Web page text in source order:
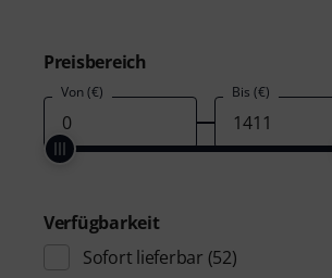
Preisbereich
Von (€) Bis (€)
Verfügbarkeit
Sofort lieferbar (52)